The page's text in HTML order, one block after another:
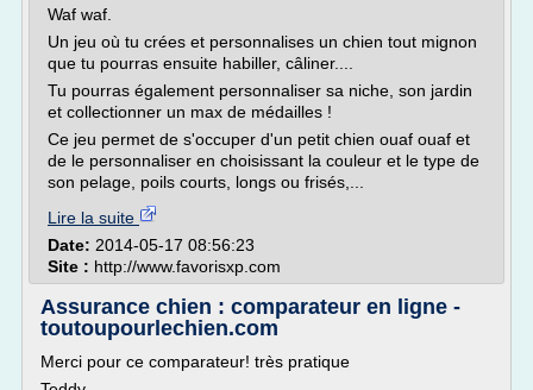
Waf waf.
Un jeu où tu crées et personnalises un chien tout mignon
que tu pourras ensuite habiller, câliner....
Tu pourras également personnaliser sa niche, son jardin
et collectionner un max de médailles !
Ce jeu permet de s'occuper d'un petit chien ouaf ouaf et
de le personnaliser en choisissant la couleur et le type de
son pelage, poils courts, longs ou frisés,...
Lire la suite
Date: 2014-05-17 08:56:23
Site : http://www.favorisxp.com
Assurance chien : comparateur en ligne -
toutoupourlechien.com
Merci pour ce comparateur! très pratique